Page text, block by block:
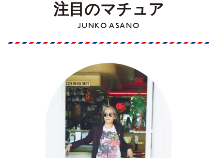
注目のマチュア
JUNKO ASANO